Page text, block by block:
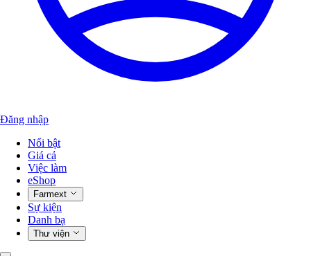
Đăng nhập
Nổi bật
Giá cả
Việc làm
eShop
Farmext
Sự kiện
Danh bạ
Thư viện